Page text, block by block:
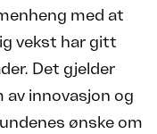
med at
vekst har gitt
Det gjelder
innovasjon og
ønske om